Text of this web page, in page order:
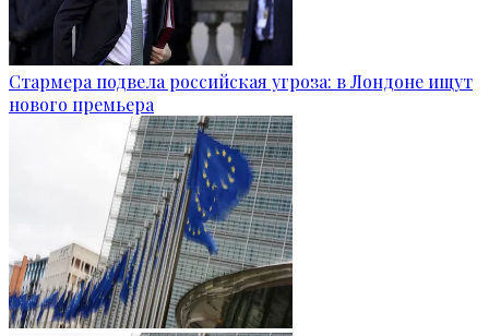
Стармера подвела российская угроза: в Лондоне ищут
нового премьера